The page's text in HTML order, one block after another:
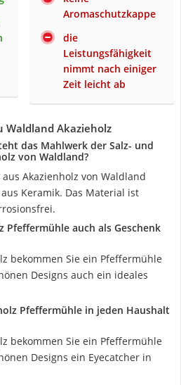
Aromaschutzkappe
die
Leistungsfähigkeit
nimmt nach einiger
Zeit leicht ab
Waldland Akazieholz
das Mahlwerk der Salz- und
von Waldland?
Akazienholz von Waldland
Keramik. Das Material ist
Pfeffermühle auch als Geschenk
bekommen Sie ein Pfeffermühle
Designs auch ein ideales
Pfeffermühle in jeden Haushalt
bekommen Sie ein Pfeffermühle
Designs ein Eyecatcher in